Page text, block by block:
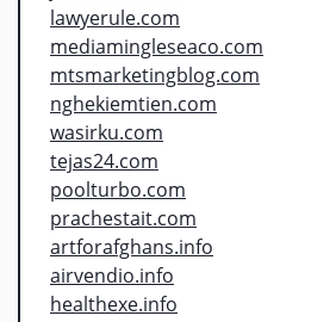
lawyerule.com
mediamingleseaco.com
mtsmarketingblog.com
nghekiemtien.com
wasirku.com
tejas24.com
poolturbo.com
prachestait.com
artforafghans.info
airvendio.info
healthexe.info